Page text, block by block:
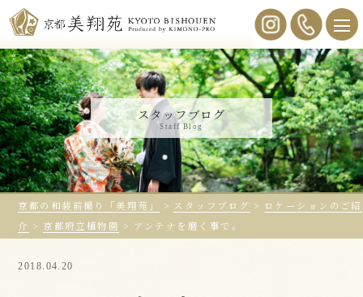
スタッフブログ
Staff Blog
京都の和装前撮り「美翔苑」 > スタッフブログ > ロケーションのご紹
介 > 京都府立植物園 > アンテナを磨く事で。
2018.04.20